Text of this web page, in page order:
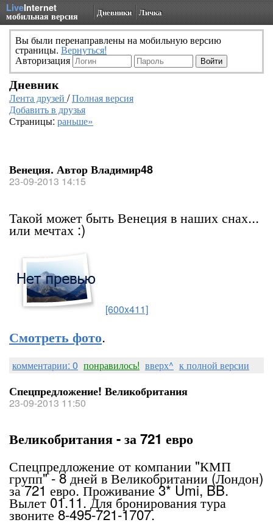
LiveInternet
мобильная версия Дневники Личка
Вы были перенаправлены на мобильную версию
страницы. Вернуться!
Авторизация
Дневник
Лента друзей /Полная версия
Добавить в друзья
Страницы: раньше»
Венеция. Автор Владимир48
23-09-2013 14:15
Такой может быть Венеция в наших снах...
или мечтах :)
[600x411]
Смотреть фото.
комментарии: 0 понравилось! вверх^ к полной версии
Спецпредложение! Великобритания
23-09-2013 11:50
Великобритания - за 721 евро
Спецпредложение от компании "КМП
групп" - 8 дней в Великобритании (Лондон)
за 721 евро. Проживание 3* Umi, BB.
Вылет 01.11. Для бронирования тура
звоните 8-495-721-1707.